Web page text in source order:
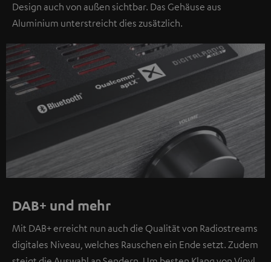
Design auch von außen sichtbar. Das Gehäuse aus
Aluminium unterstreicht dies zusätzlich.
DAB+ und mehr
Mit DAB+ erreicht nun auch die Qualität von Radiostreams
digitales Niveau, welches Rauschen ein Ende setzt. Zudem